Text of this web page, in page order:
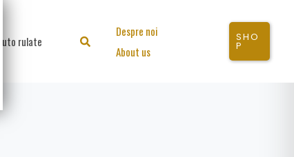
Auto rulate Search
Despre noi
About us
SHO
P